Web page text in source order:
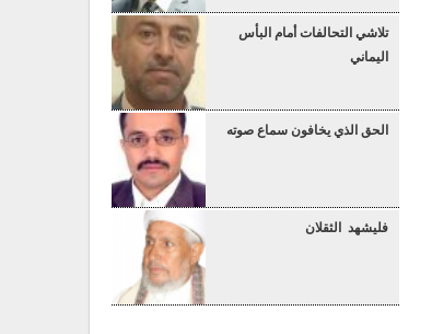
تلاشي التحالفات أمام البأس
اليماني
الحق الذي يخافون سماع صوته
فليشهد الثقلان